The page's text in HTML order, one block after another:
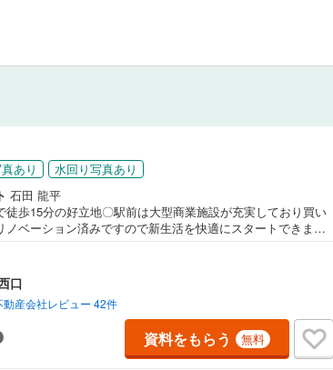
あり
水回り写真あり
石田 龍平
徒歩15分の好立地〇駅前は大型商業施設が充実しており買い
ノベーション済みですので新生活を快適にスタートできます
ライトがもらえる「Yahoo！ 不動産 物件ご成約キャンペー
す。「資料をもらう」「見学予約をする」ボタンからお問
※必ずYahoo！ JAPAN IDでログインしてください。※PayP
は出金と譲渡はできません。有効期限は付与日から60日で
ーーーーーーーーーーーーーーーーーーーー紹介金融機関/都
％（変動金利）※上記金利は 2026年8月時点 のものであ
利は融資実行時のものとなります。金利情勢により表記の返
口
動産会社レビュー 42件
資料をもらう 無料
東急新横浜線(141)
京急大師線
都営日暮里・舎人ライナー(251
い線
箱根登山ケーブルカー(
東京臨海高速鉄道りんかい線(301)
連など
)可（10） IT重説可